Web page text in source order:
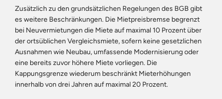
Zusätzlich zu den grundsätzlichen Regelungen des BGB gibt
es weitere Beschränkungen. Die Mietpreisbremse begrenzt
bei Neuvermietungen die Miete auf maximal 10 Prozent über
der ortsüblichen Vergleichsmiete, sofern keine gesetzlichen
Ausnahmen wie Neubau, umfassende Modernisierung oder
eine bereits zuvor höhere Miete vorliegen. Die
Kappungsgrenze wiederum beschränkt Mieterhöhungen
innerhalb von drei Jahren auf maximal 20 Prozent.